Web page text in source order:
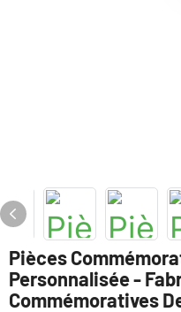
Pièces
Personnalisée -
Commémoratives